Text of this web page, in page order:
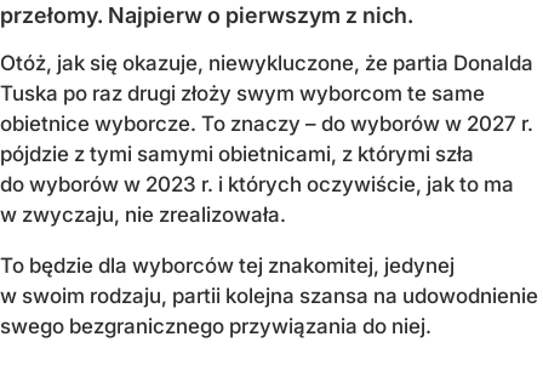
przełomy. Najpierw o pierwszym z nich.
Otóż, jak się okazuje, niewykluczone, że partia Donalda
Tuska po raz drugi złoży swym wyborcom te same
obietnice wyborcze. To znaczy – do wyborów w 2027 r.
pójdzie z tymi samymi obietnicami, z którymi szła
do wyborów w 2023 r. i których oczywiście, jak to ma
w zwyczaju, nie zrealizowała.
To będzie dla wyborców tej znakomitej, jedynej
w swoim rodzaju, partii kolejna szansa na udowodnienie
swego bezgranicznego przywiązania do niej.